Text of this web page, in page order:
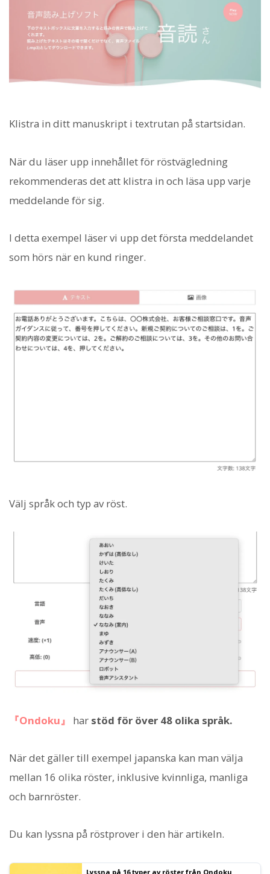
Klistra in ditt manuskript i textrutan på startsidan.
När du läser upp innehållet för röstvägledning
rekommenderas det att klistra in och läsa upp varje
meddelande för sig.
I detta exempel läser vi upp det första meddelandet
som hörs när en kund ringer.
Välj språk och typ av röst.
『Ondoku』 har stöd för över 48 olika språk.
När det gäller till exempel japanska kan man välja
mellan 16 olika röster, inklusive kvinnliga, manliga
och barnröster.
Du kan lyssna på röstprover i den här artikeln.
Lyssna på 16 typer av röster från Ondoku